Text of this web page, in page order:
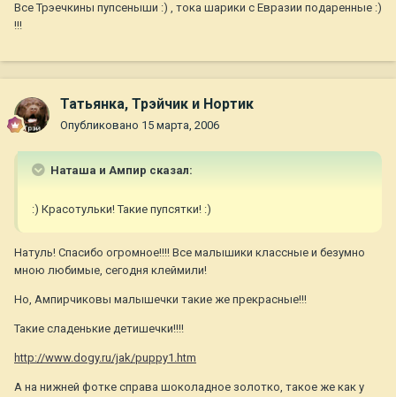
Все Трэечкины пупсеныши :) , тока шарики с Евразии подаренные :)
!!!
Татьянка, Трэйчик и Нортик
Опубликовано 15 марта, 2006
Наташа и Ампир сказал:
:) Красотульки! Такие пупсятки! :)
Натуль! Спасибо огромное!!!! Все малышики классные и безумно
мною любимые, сегодня клеймили!
Но, Ампирчиковы малышечки такие же прекрасные!!!
Такие сладенькие детишечки!!!!
http://www.dogy.ru/jak/puppy1.htm
А на нижней фотке справа шоколадное золотко, такое же как у